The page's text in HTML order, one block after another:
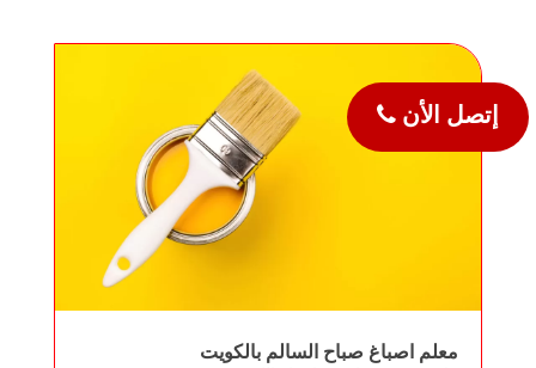
معلم اصباغ صباح السالم بالكويت
إتصل الأن